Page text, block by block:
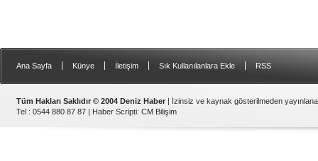
Ana Sayfa Künye İletişim Sık Kullanılanlara Ekle RSS
Tüm Hakları Saklıdır © 2004 Deniz Haber | İzinsiz ve kaynak gösterilmeden
Tel : 0544 880 87 87 | Haber Scripti: CM Bilişim